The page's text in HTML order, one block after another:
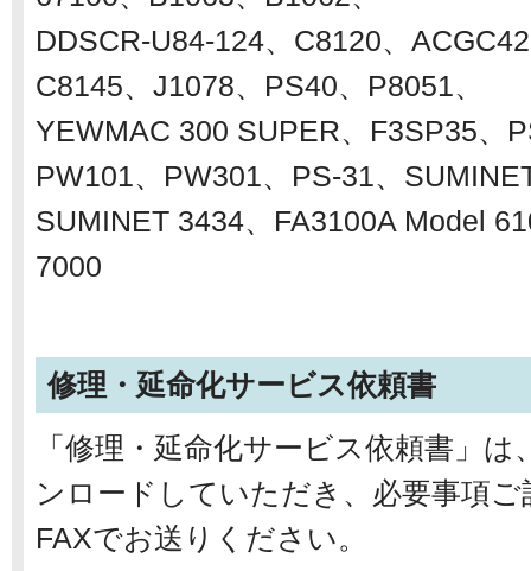
DDSCR-U84-124、C8120、
C8145、J1078、PS40、P8051、
YEWMAC 300 SUPER、F3SP35、
PW101、PW301、PS-31、
SUMINET 3434、FA3100A Model
7000
修理・延命化サービス依頼書
「修理・延命化サービス依頼書」
ンロードしていただき、必要事項
FAXでお送りください。